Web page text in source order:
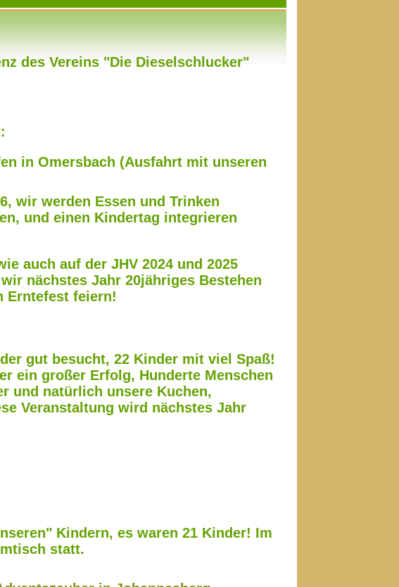
des Vereins "Die Dieselschlucker"
in Omersbach (Ausfahrt mit unseren
wir werden Essen und Trinken
und einen Kindertag integrieren
auch auf der JHV 2024 und 2025
nächstes Jahr 20jähriges Bestehen
Erntefest feiern!
gut besucht, 22 Kinder mit viel Spaß!
ein großer Erfolg, Hunderte Menschen
und natürlich unsere Kuchen,
Veranstaltung wird nächstes Jahr
Kindern, es waren 21 Kinder! Im
statt.